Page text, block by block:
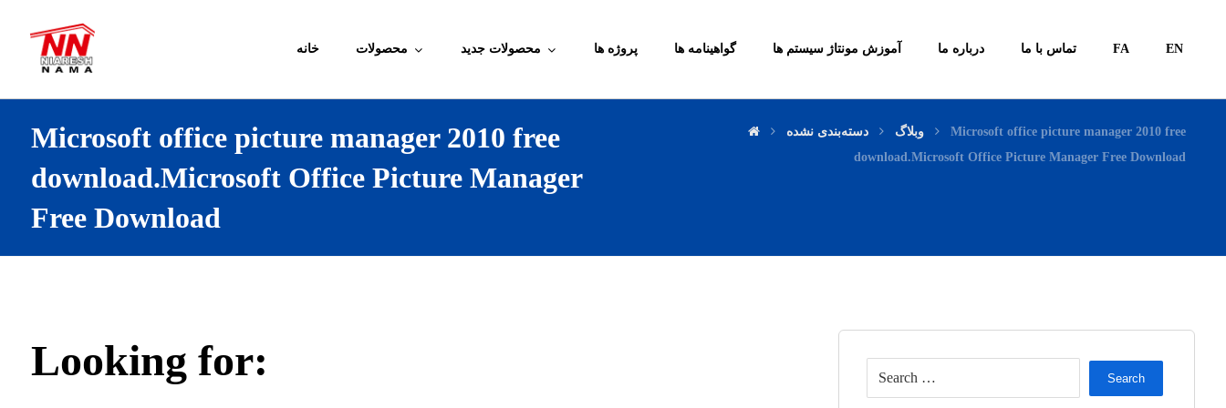
خانه محصولات محصولات جدید پروژه ها گواهینامه ها آموزش مونتاژ سیستم ها درباره ما تماس با ما FA EN
Microsoft office picture manager 2010 free
download.Microsoft Office Picture Manager
Free Download
وبلاگ دسته‌بندی نشده
Microsoft office picture manager 2010 free
download.Microsoft Office Picture Manager Free Download
Looking for: Search